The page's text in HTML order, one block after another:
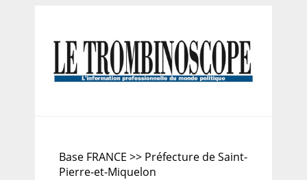
Base FRANCE >> Préfecture de Saint-
Pierre-et-Miquelon